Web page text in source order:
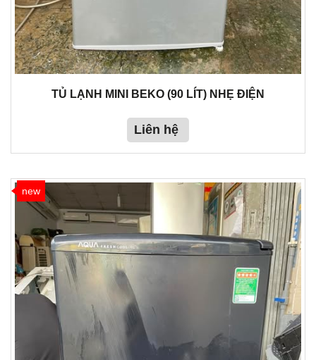
TỦ LẠNH MINI BEKO (90 LÍT) NHẸ ĐIỆN
Liên hệ
new